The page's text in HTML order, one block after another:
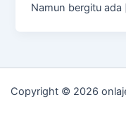
Namun bergitu
Copyright © 2026